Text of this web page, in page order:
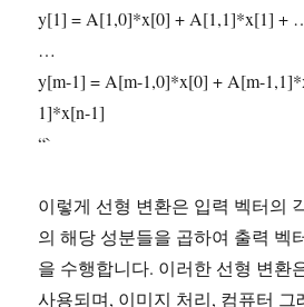
y[1] = A[1,0]*x[0] + A[1,1]*x[1] +
…
y[m-1] = A[m-1,0]*x[0] + A[m-
1]*x[n-1]
“`
이렇게 선형 변환은 입력 벡터의
의 해당 성분들을 곱하여 출력 벡
을 수행합니다. 이러한 선형 변환
사용되며, 이미지 처리, 컴퓨터 그